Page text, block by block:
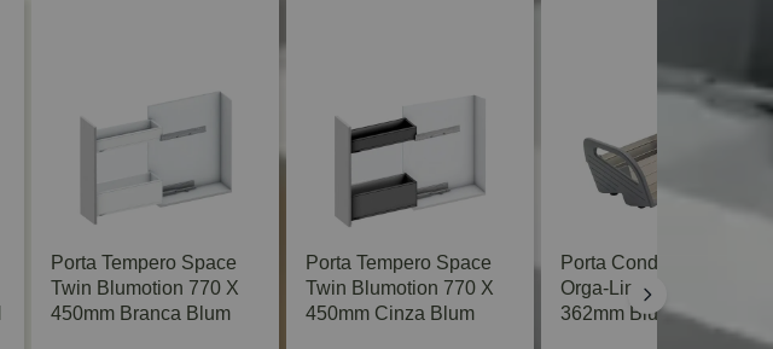
Porta Tempero Space
Twin Blumotion 770 X
450mm Branca Blum
Porta Tempero Space
Twin Blumotion 770 X
450mm Cinza Blum
Porta Condimentos
Orga-Line 120 X
362mm Blum